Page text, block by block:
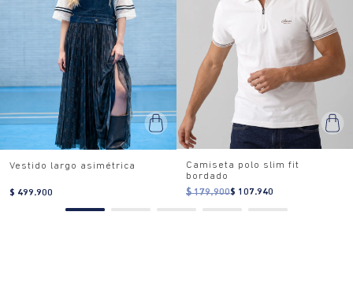
Vestido largo asimétrica
$ 499.900
Camiseta polo slim fit
bordado
$ 179.900$ 107.940